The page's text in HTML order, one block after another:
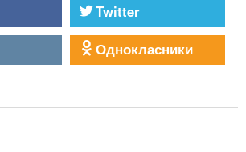
Twitter
Однокласники